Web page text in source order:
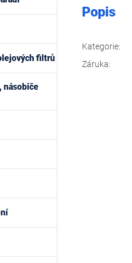
filtrů
násobiče
Popis
Kategorie:
Záruka: